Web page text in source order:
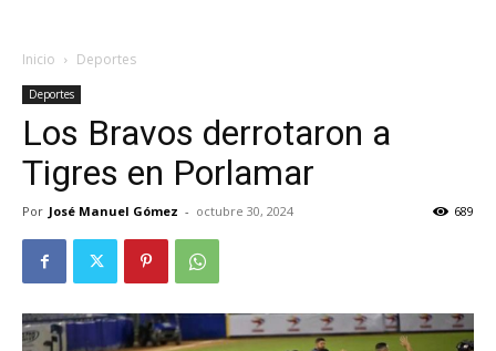
Inicio Deportes
Deportes
Los Bravos derrotaron a
Tigres en Porlamar
Por José Manuel Gómez - octubre 30, 2024 689